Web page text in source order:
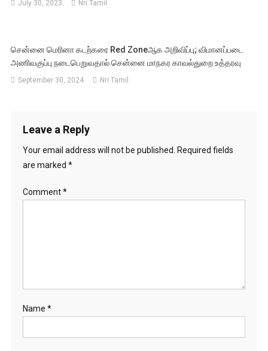
July 30, 2023 Nri Tamil
சென்னை மெரினா கடற்கரை Red Zoneஆக அறிவிப்பு; விமானப்படை
அணிவகுப்பு நடைபெறுவதால் சென்னை மாநகர காவல்துறை உத்தரவு
September 30, 2024 Nri Tamil
Leave a Reply
Your email address will not be published.
Required fields
are marked *
Comment*
Name *